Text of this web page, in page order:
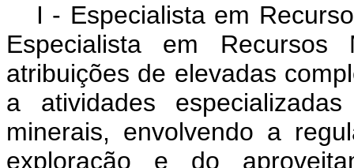
I - Especialista em
Especialista em
atribuições de elevadas
a atividades
minerais, envolvendo a
exploração e do